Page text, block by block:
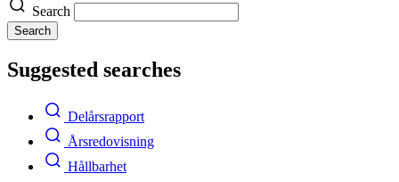
Search
Search
Suggested searches
Delårsrapport
Årsredovisning
Hållbarhet